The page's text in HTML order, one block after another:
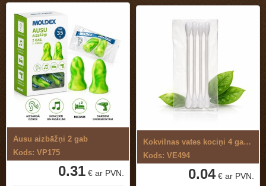
Ausu aizbāžņi 2 gab
Kods: VP175
0.31 € ar PVN.
Kokvilnas vates kociņi 4 gab., viesnīcām
Kods: VE494
0.04€ ar PVN.